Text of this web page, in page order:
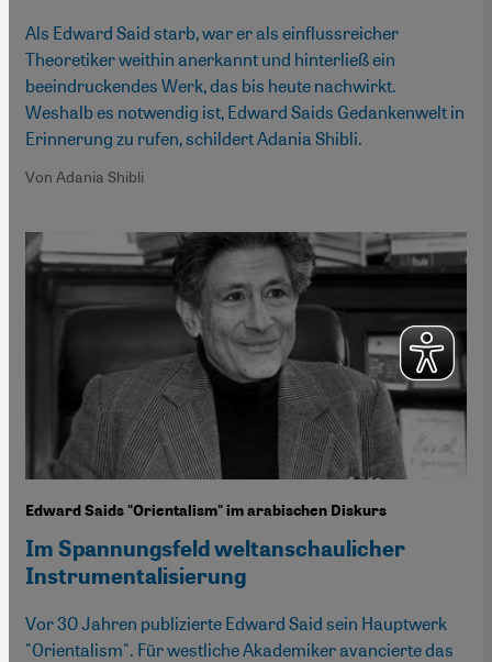
Als Edward Said starb, war er als einflussreicher
Theoretiker weithin anerkannt und hinterließ ein
beeindruckendes Werk, das bis heute nachwirkt.
Weshalb es notwendig ist, Edward Saids Gedankenwelt in
Erinnerung zu rufen, schildert Adania Shibli.
Von Adania Shibli
Edward Saids "Orientalism" im arabischen Diskurs
Im Spannungsfeld weltanschaulicher
Instrumentalisierung
Vor 30 Jahren publizierte Edward Said sein Hauptwerk
"Orientalism". Für westliche Akademiker avancierte das